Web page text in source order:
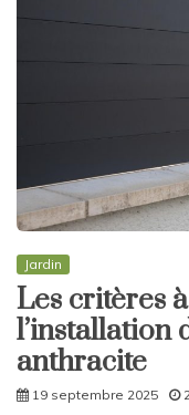
Jardin
Les critères
l’installation
anthracite
19 septembre 2025